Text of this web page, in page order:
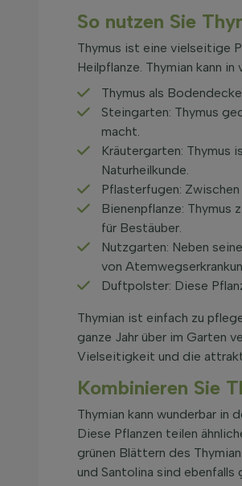
So nutzen Sie
Thymus ist eine vielseitige
Heilpflanze. Thymian kann
Thymus als
Steingarten: Thymus
macht.
Kräutergarten: Thymus
Naturheilkunde.
Pflasterfugen:
Bienenpflanze: Thymus
für Bestäuber.
Nutzgarten: Neben
von
Duftpolster: Diese
Thymian ist einfach zu
ganze Jahr über im Garten
Vielseitigkeit und die
Kombinieren Sie
Thymian kann wunderbar
Diese Pflanzen teilen
grünen Blättern des
und Santolina sind